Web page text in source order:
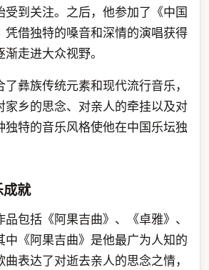
受到关注。之后，他参加了《中国
凭借独特的嗓音和深情的演唱获得
走进大众视野。
彝族传统元素和现代流行音乐，
家乡的思念、对亲人的牵挂以及对
独特的音乐风格使他在中国乐坛独
就
包括《阿果吉曲》、《卓雅》、
中《阿果吉曲》是他最广为人知的
表达了对逝去亲人的思念之情，